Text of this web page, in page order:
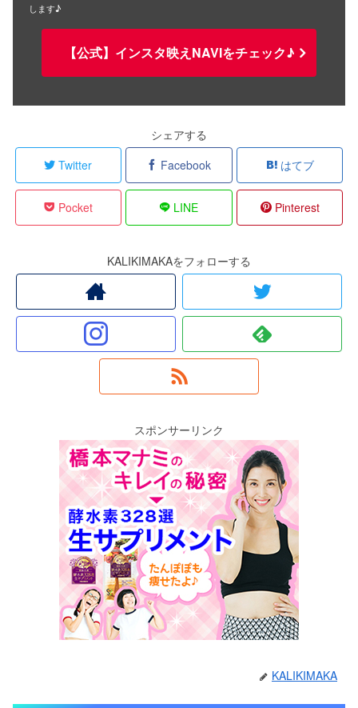
します♪
【公式】インスタ映えNAVIをチェック♪
シェアする
Twitter
Facebook はてブ
Pocket LINE Pinterest
KALIKIMAKAをフォローする
スポンサーリンク
KALIKIMAKA